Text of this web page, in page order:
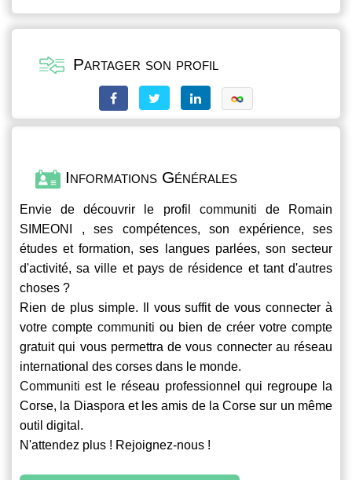
Partager son profil
Informations Générales
Envie de découvrir le profil communiti de Romain
SIMEONI , ses compétences, son expérience, ses
études et formation, ses langues parlées, son secteur
d'activité, sa ville et pays de résidence et tant d'autres
choses ?
Rien de plus simple. Il vous suffit de vous connecter à
votre compte communiti ou bien de créer votre compte
gratuit qui vous permettra de vous connecter au réseau
international des corses dans le monde.
Communiti est le réseau professionnel qui regroupe la
Corse, la Diaspora et les amis de la Corse sur un même
outil digital.
N'attendez plus ! Rejoignez-nous !